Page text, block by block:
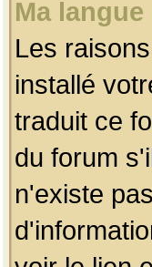
Ma
Les
installé
traduit ce
du forum
n'existe